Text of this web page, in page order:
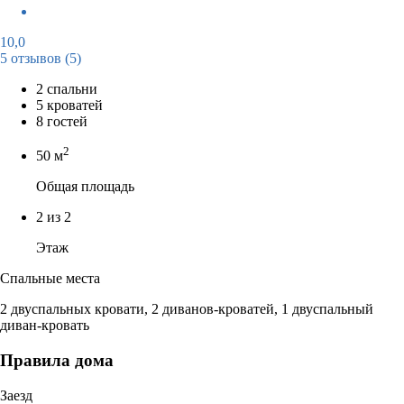
10,0
5 отзывов (5)
2 спальни
5 кроватей
8 гостей
50 м2
Общая площадь
2 из 2
Этаж
Спальные места
2 двуспальных кровати, 2 диванов-кроватей, 1 двуспальный
диван-кровать
Правила дома
Заезд